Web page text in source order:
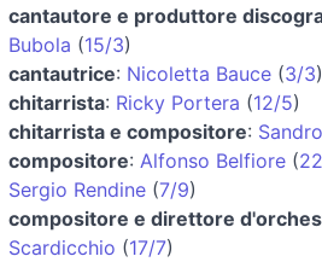
cantautore e produttore
Bubola (15/3)
cantautrice: Nicoletta Bauce (3/3)
chitarrista: Ricky Portera (12/5)
chitarrista e compositore:
compositore: Alfonso Belfiore (
Sergio Rendine (7/9)
compositore e direttore
Scardicchio (17/7)